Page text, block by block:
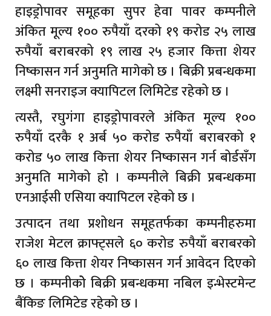
हाइड्रोपावर समूहका सुपर हेवा पावर कम्पनीले
अंकित मूल्य १०० रुपैयाँ दरको १९ करोड २५ लाख
रुपैयाँ बराबरको १९ लाख २५ हजार कित्ता शेयर
निष्कासन गर्न अनुमति मागेको छ । बिक्री प्रबन्धकमा
लक्ष्मी सनराइज क्यापिटल लिमिटेड रहेको छ ।
त्यस्तै, रघुगंगा हाइड्रोपावरले अंकित मूल्य १००
रुपैयाँ दरकै १ अर्ब ५० करोड रुपैयाँ बराबरको १
करोड ५० लाख कित्ता शेयर निष्कासन गर्न बोर्डसँग
अनुमति मागेको हो । कम्पनीले बिक्री प्रबन्धकमा
एनआईसी एसिया क्यापिटल रहेको छ ।
उत्पादन तथा प्रशोधन समूहतर्फका कम्पनीहरुमा
राजेश मेटल क्राफ्ट्सले ६० करोड रुपैयाँ बराबरको
६० लाख कित्ता शेयर निष्कासन गर्न आवेदन दिएको
छ । कम्पनीकोे बिक्री प्रबन्धकमा नबिल इन्भेस्टमेन्ट
बैंकिङ लिमिटेड रहेको छ ।